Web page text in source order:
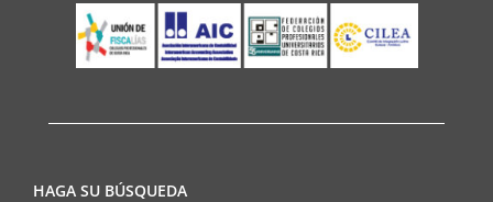
HAGA SU BÚSQUEDA